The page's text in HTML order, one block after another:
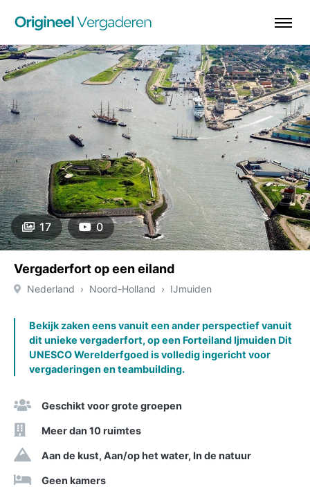
17 0
Vergaderfort op een eiland
Nederland Noord-Holland IJmuiden
Bekijk zaken eens vanuit een ander perspectief vanuit
dit unieke vergaderfort, op een Forteiland Ijmuiden Dit
UNESCO Werelderfgoed is volledig ingericht voor
vergaderingen en teambuilding.
Geschikt voor grote groepen
Meer dan 10 ruimtes
Aan de kust, Aan/op het water, In de natuur
Geen kamers